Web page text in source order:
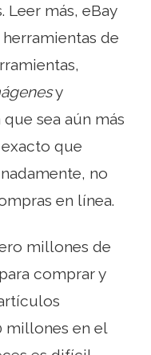
Leer más, eBay
de
y
que sea aún más
que
no
en línea.
millones de
comprar y
millones en el